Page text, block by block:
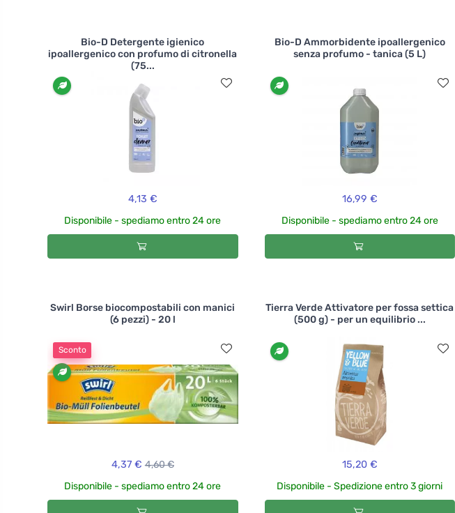
Bio-D Detergente igienico
ipoallergenico con profumo di citronella
(75...
4,13 €
Disponibile - spediamo entro 24 ore
Bio-D Ammorbidente ipoallergenico
senza profumo - tanica (5 L)
16,99 €
Disponibile - spediamo entro 24 ore
Swirl Borse biocompostabili con manici
(6 pezzi) - 20 l
Sconto
4,37 € 4,60 €
Disponibile - spediamo entro 24 ore
Tierra Verde Attivatore per fossa settica
(500 g) - per un equilibrio ...
15,20 €
Disponibile - Spedizione entro 3 giorni